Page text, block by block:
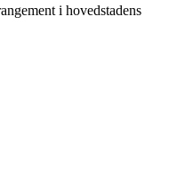
i hovedstadens